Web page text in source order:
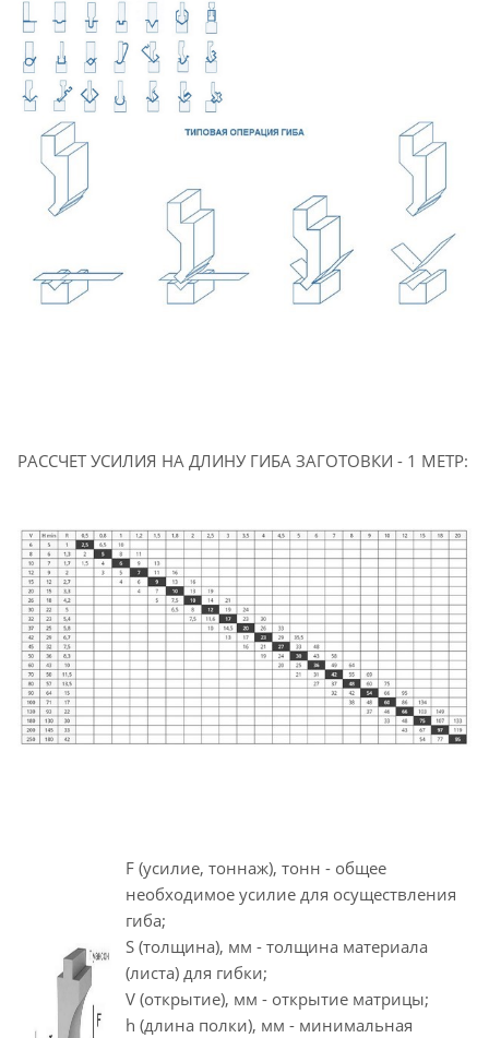
РАССЧЕТ УСИЛИЯ НА ДЛИНУ ГИБА ЗАГОТОВКИ - 1 МЕТР:
F (усилие, тоннаж), тонн - общее
необходимое усилие для осуществления
гиба;
S (толщина), мм - толщина материала
(листа) для гибки;
V (открытие), мм - открытие матрицы;
h (длина полки), мм - минимальная